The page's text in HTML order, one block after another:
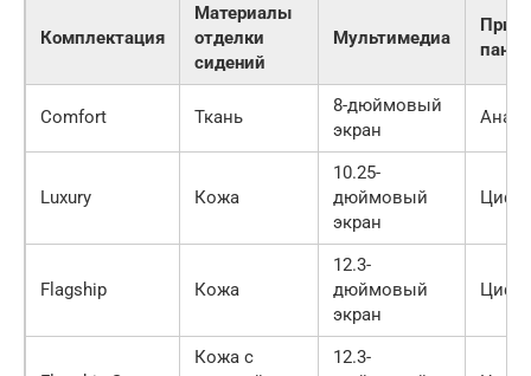
Комплектация
Материалы
отделки
сидений
Мультимедиа
Comfort Ткань
8-дюймовый
экран
Luxury Кожа
10.25-
дюймовый
экран
Flagship Кожа
12.3-
дюймовый
экран
Кожа с
12.3-